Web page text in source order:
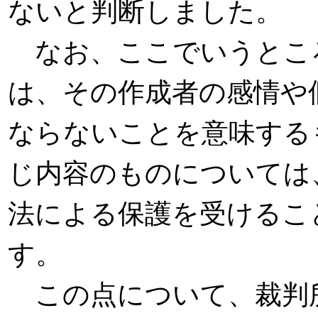
ないと判断しました。
なお、ここでいうとこ
は、その作成者の感情
ならないことを意味す
じ内容のものについて
法による保護を受ける
す。
この点について、裁判